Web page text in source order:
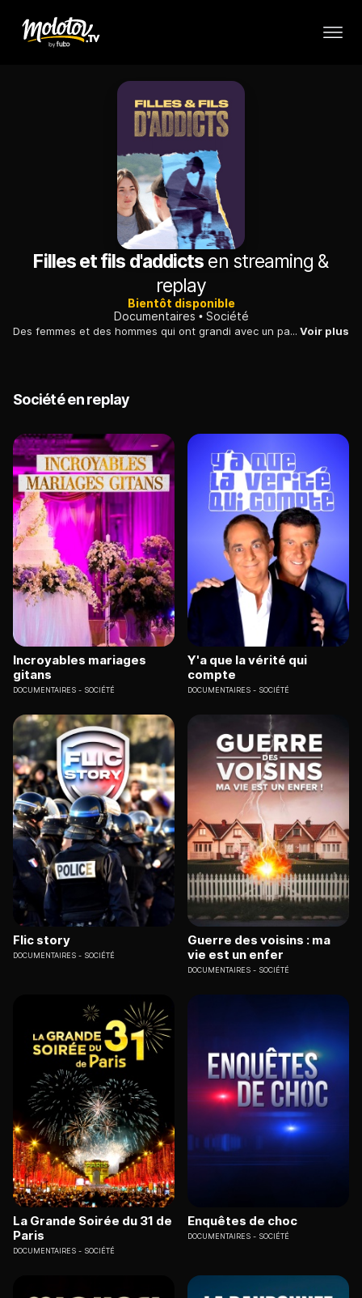
Filles et fils d'addicts en streaming &
replay
Bientôt disponible
Documentaires
Société
Des femmes et des hommes qui ont grandi avec un parent dépendant à l'alcool ou à la drogue racontent ce que signifie vivre dans cet environnement. Voir plus
Société en replay
Incroyables mariages
gitans
DOCUMENTAIRES SOCIÉTÉ
Y'a que la vérité qui
compte
DOCUMENTAIRES SOCIÉTÉ
Flic story
DOCUMENTAIRES SOCIÉTÉ
Guerre des voisins : ma
vie est un enfer
DOCUMENTAIRES SOCIÉTÉ
La Grande Soirée du 31 de
Paris
DOCUMENTAIRES SOCIÉTÉ
Enquêtes de choc
DOCUMENTAIRES SOCIÉTÉ